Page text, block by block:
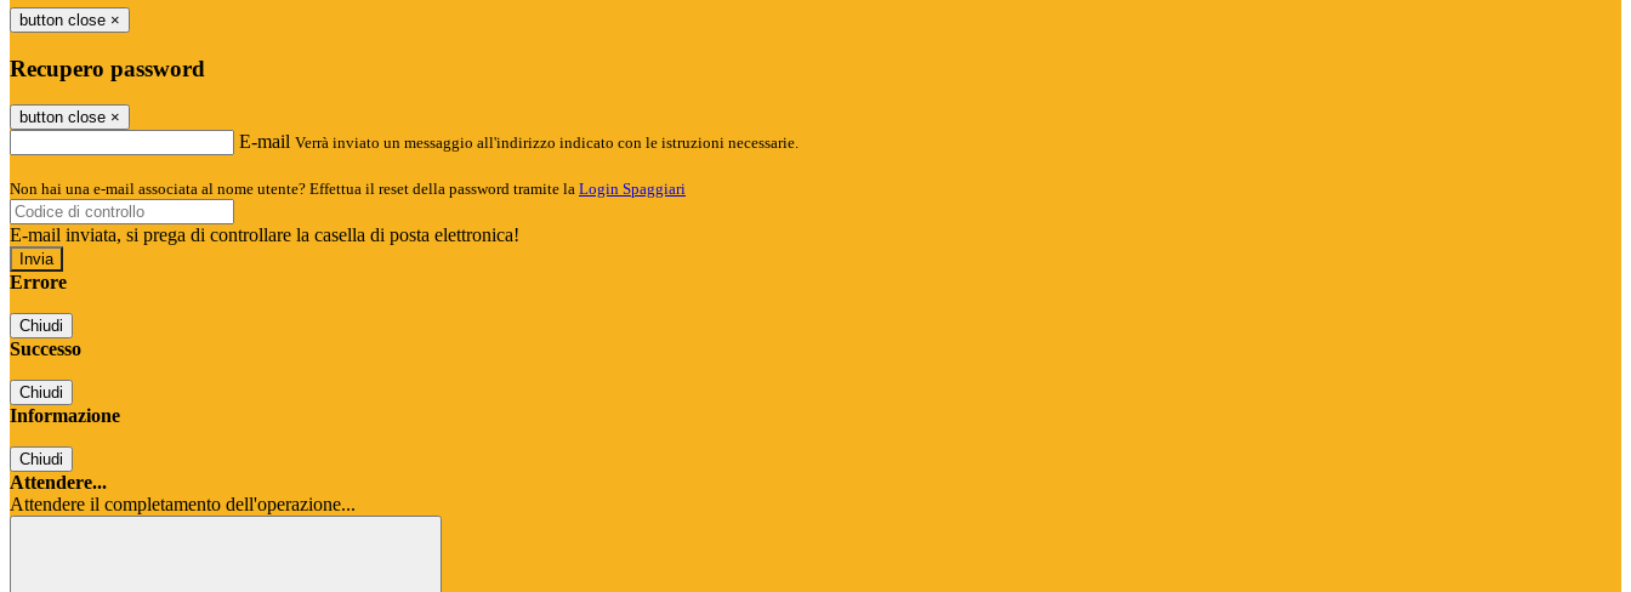
button close ×
Recupero password
button close ×
E-mail Verrà inviato un messaggio all'indirizzo indicato con le istruzioni necessarie.
Non hai una e-mail associata al nome utente? Effettua il reset della password tramite la Login Spaggiari
E-mail inviata, si prega di controllare la casella di posta elettronica!
Errore
Chiudi
Successo
Chiudi
Informazione
Chiudi
Attendere...
Attendere il completamento dell'operazione...